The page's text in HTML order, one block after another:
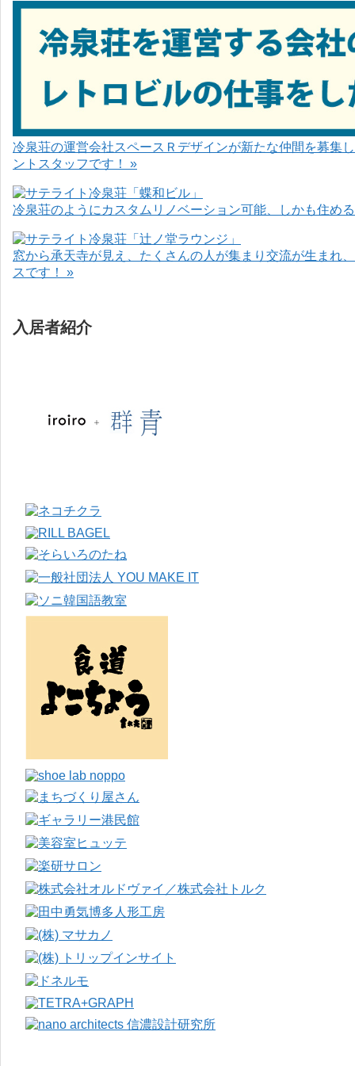
冷泉荘の運営会社スペースＲデザインが新たな仲間を募集
ントスタッフです！ »
冷泉荘のようにカスタムリノベーション可能、しかも住め
窓から承天寺が見え、たくさんの人が集まり交流が生まれ
スです！ »
入居者紹介